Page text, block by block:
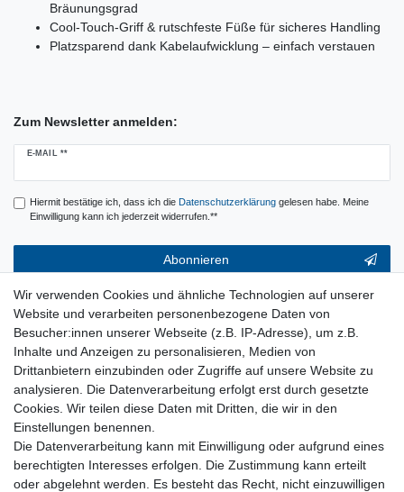
Bräunungsgrad
Cool-Touch-Griff & rutschfeste Füße für sicheres Handling
Platzsparend dank Kabelaufwicklung – einfach verstauen
Zum Newsletter anmelden:
E-MAIL **
Newsletter
Hiermit bestätige ich, dass ich die Daten­schutz­erklärunggelesen habe. Meine
Einwilligung kann ich jederzeit widerrufen.**
Abonnieren
** Hierbei handelt es sich um ein Pflichtfeld.
Service & Hilfe
Kontakt
Warenkorb
Zur Kasse
Nützliches
Newsletter abmelden
Widerrufsformular
Vertrag Widerrufen
Wir verwenden Cookies und ähnliche Technologien auf unserer
Website und verarbeiten personenbezogene Daten von
Besucher:innen unserer Webseite (z.B. IP-Adresse), um z.B.
Inhalte und Anzeigen zu personalisieren, Medien von
Drittanbietern einzubinden oder Zugriffe auf unsere Website zu
analysieren. Die Datenverarbeitung erfolgt erst durch gesetzte
Cookies. Wir teilen diese Daten mit Dritten, die wir in den
Einstellungen benennen.
Die Datenverarbeitung kann mit Einwilligung oder aufgrund eines
berechtigten Interesses erfolgen. Die Zustimmung kann erteilt
oder abgelehnt werden. Es besteht das Recht, nicht einzuwilligen